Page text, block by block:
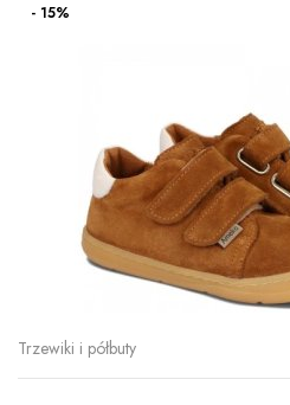
- 15%
Trzewiki i półbuty